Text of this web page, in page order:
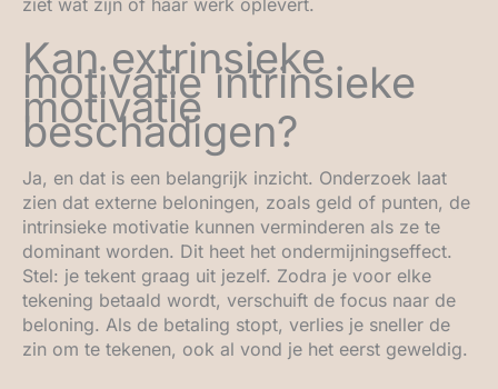
ziet wat zijn of haar werk oplevert.
Kan extrinsieke
motivatie intrinsieke
motivatie
beschadigen?
Ja, en dat is een belangrijk inzicht. Onderzoek laat
zien dat externe beloningen, zoals geld of punten, de
intrinsieke motivatie kunnen verminderen als ze te
dominant worden. Dit heet het ondermijningseffect.
Stel: je tekent graag uit jezelf. Zodra je voor elke
tekening betaald wordt, verschuift de focus naar de
beloning. Als de betaling stopt, verlies je sneller de
zin om te tekenen, ook al vond je het eerst geweldig.